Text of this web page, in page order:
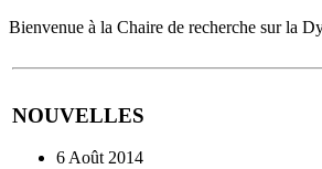
Bienvenue à la Chaire de recherche sur la
NOUVELLES
6 Août 2014